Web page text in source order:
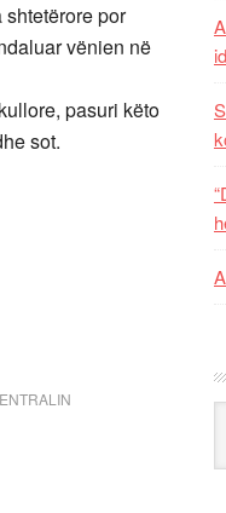
por
vënien në
pasuri këto
sot.